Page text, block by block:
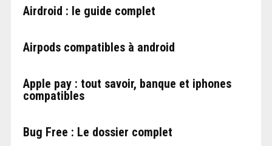
Airdroid : le guide complet
Airpods compatibles à android
Apple pay : tout savoir, banque et iphones
compatibles
Bug Free : Le dossier complet